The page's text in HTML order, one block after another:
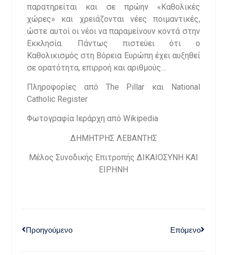
παρατηρείται και σε πρώην «Καθολικές
χώρες» και χρειάζονται νέες ποιμαντικές,
ώστε αυτοί οι νέοι να παραμείνουν κοντά στην
Εκκλησία. Πάντως πιστεύει ότι ο
Καθολικισμός στη Βόρεια Ευρώπη έχει αυξηθεί
σε ορατότητα, επιρροή και αριθμούς…
Πληροφορίες από The Pillar και National
Catholic Register
Φωτογραφία Ιεράρχη από Wikipedia
ΔΗΜΗΤΡΗΣ ΛΕΒΑΝΤΗΣ
Μέλος Συνοδικής Επιτροπής ΔΙΚΑΙΟΣΥΝΗ ΚΑΙ
ΕΙΡΗΝΗ
Προηγούμενο Επόμενο